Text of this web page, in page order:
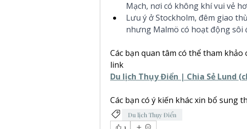
Mạch, nơi có không khí vui vẻ
Lưu ý ở Stockholm, đêm giao
nhưng Malmö có hoạt động sôi
Các bạn quan tâm có thể tham
link
Du lịch Thụy Điển | Chia Sẻ Lund (
Các bạn có ý kiến khác xin bổ sung
Du lịch Thụy Điển
1